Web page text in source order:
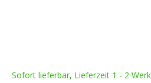
Sofort lieferbar, Lieferzeit 1 - 2